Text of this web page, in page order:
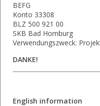
BEFG
Konto 33308
BLZ 500 921 00
SKB Bad Homburg
Verwendungszweck:
DANKE!
English information